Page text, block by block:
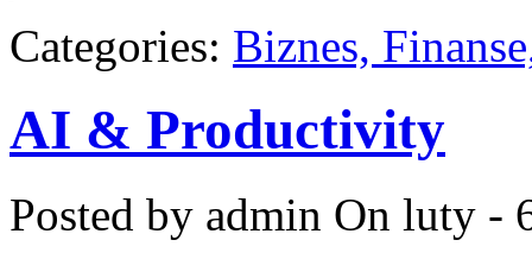
Categories: Biznes,
AI & Productivity
Posted by admin On luty -